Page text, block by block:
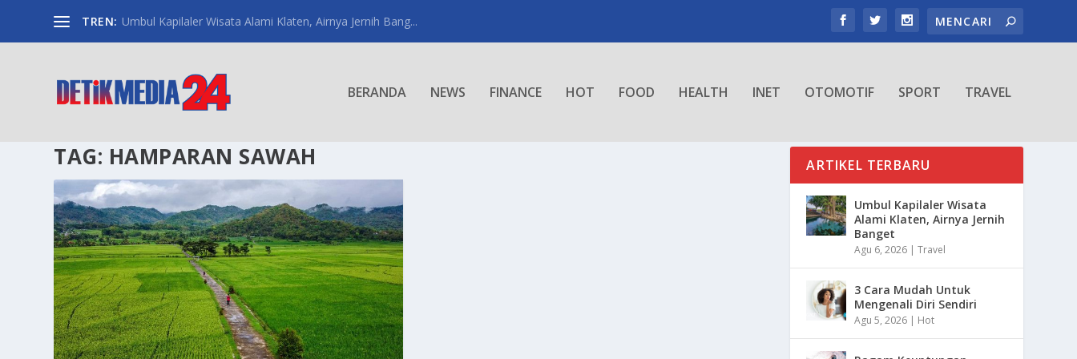
TREN: Umbul Kapilaler Wisata Alami Klaten, Airnya Jernih Bang...
BERANDA NEWS FINANCE HOT FOOD HEALTH INET OTOMOTIF SPORT TRAVEL
TAG: HAMPARAN SAWAH ARTIKEL TERBARU
Umbul Kapilaler Wisata
Alami Klaten, Airnya Jernih
Banget
Agu 6, 2026 |Travel
3 Cara Mudah Untuk
Mengenali Diri Sendiri
Agu 5, 2026 | Hot